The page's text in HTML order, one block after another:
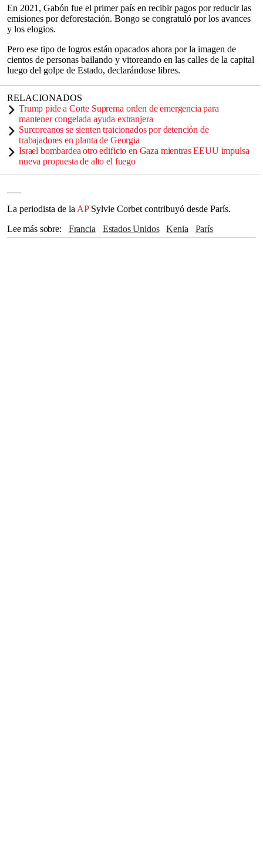
En 2021, Gabón fue el primer país en recibir pagos por reducir las
emisiones por deforestación. Bongo se congratuló por los avances
y los elogios.
Pero ese tipo de logros están opacados ahora por la imagen de
cientos de personas bailando y vitoreando en las calles de la capital
luego del golpe de Estado, declarándose libres.
RELACIONADOS
Trump pide a Corte Suprema orden de emergencia para
mantener congelada ayuda extranjera
Surcoreanos se sienten traicionados por detención de
trabajadores en planta de Georgia
Israel bombardea otro edificio en Gaza mientras EEUU impulsa
nueva propuesta de alto el fuego
La periodista de la APSylvie Corbet contribuyó desde París.
Lee más sobre
Francia Estados Unidos Kenia
París